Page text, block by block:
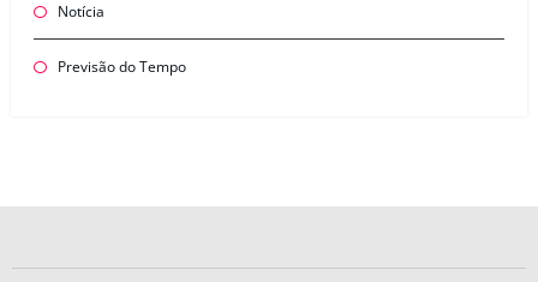
Notícia
Previsão do Tempo